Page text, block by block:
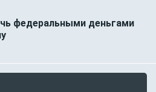
федеральными деньгами